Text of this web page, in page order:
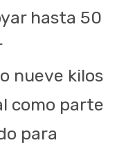
hasta 50
nueve kilos
como parte
para